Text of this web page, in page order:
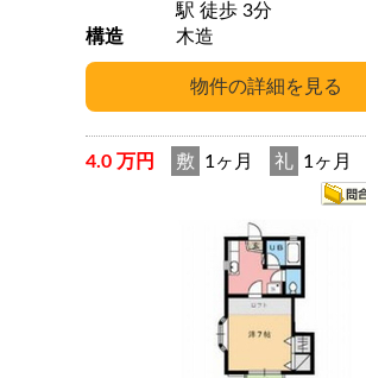
駅 徒歩 3分
構造
木造
4.0 万円 敷 1ヶ月 礼 1ヶ月